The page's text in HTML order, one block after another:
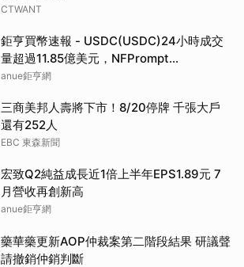
CTWANT
鉅亨買幣速報 - USDC(USDC)24小時成交
量超過11.85億美元，NFPrompt
Token(NFP)24小時漲幅達66.2%
anue鉅亨網
三商美邦人壽將下市！8/20停牌 千張大戶
還有252人
EBC 東森新聞
宏致Q2純益成長近1倍上半年EPS1.89元 7
月營收再創新高
anue鉅亨網
藥華藥更新AOP仲裁案第二階段結果 研議聲
請撤銷仲銷判斷